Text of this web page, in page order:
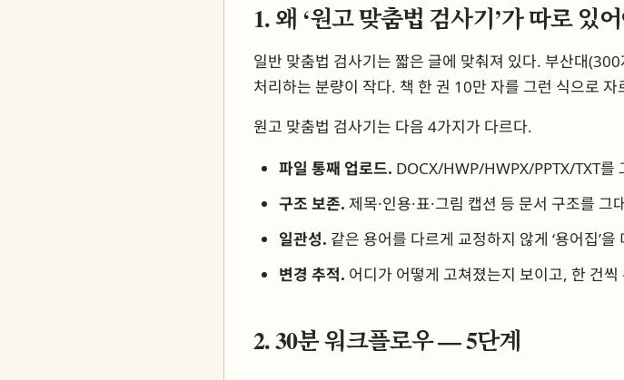
1. 왜 ‘원고 맞춤법 검사기’가 따로 있
일반 맞춤법 검사기는 짧은 글에 맞춰져 있다. 부산대
처리하는 분량이 작다. 책 한 권 10만 자를 그런 식으로
원고 맞춤법 검사기는 다음 4가지가 다르다.
파일 통째 업로드. DOCX/HWP/HWPX/PPTX/TXT를
구조 보존. 제목·인용·표·그림 캡션 등 문서 구조를 그
일관성. 같은 용어를 다르게 교정하지 않게 ‘용어집’을
변경 추적. 어디가 어떻게 고쳐졌는지 보이고, 한 건
2. 30분 워크플로우 — 5단계